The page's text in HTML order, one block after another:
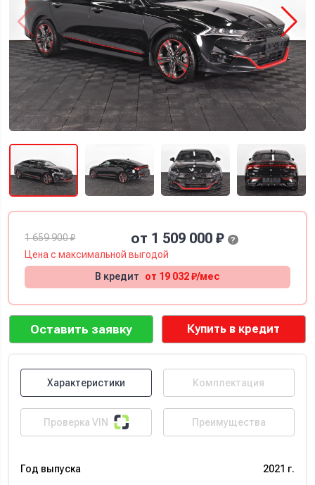
Характеристики Комплектация
Проверка VIN Преимущества
Год выпуска 2021 г.
1 659 900 ₽ от 1 509 000 ₽ ?
Цена смаксимальнойвыгодой
В кредит
от 19 032 ₽/мес
Оставить заявку Купить в кредит